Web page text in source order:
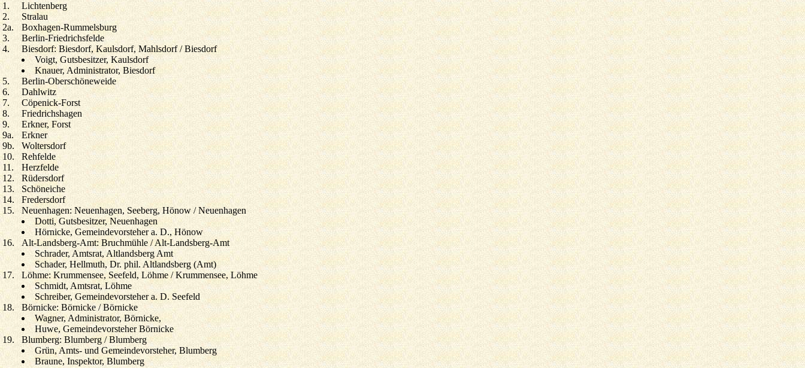
1.
Lichtenberg
2.
Stralau
2a.
Boxhagen-Rummelsburg
3.
Berlin-Friedrichsfelde
4.
Biesdorf: Biesdorf, Kaulsdorf, Mahlsdorf / Biesdorf
Voigt, Gutsbesitzer, Kaulsdorf
Knauer, Administrator, Biesdorf
5.
Berlin-Oberschöneweide
6.
Dahlwitz
7.
Cöpenick-Forst
8.
Friedrichshagen
9.
Erkner, Forst
9a.
Erkner
9b.
Woltersdorf
10. Rehfelde
11.
Herzfelde
12. Rüdersdorf
13.
Schöneiche
14.
Fredersdorf
15.
Neuenhagen: Neuenhagen, Seeberg, Hönow / Neuenhagen
Dotti, Gutsbesitzer, Neuenhagen
Hörnicke, Gemeindevorsteher a. D., Hönow
16.
Alt-Landsberg-Amt: Bruchmühle / Alt-Landsberg-Amt
Schrader, Amtsrat, Altlandsberg Amt
Schader, Hellmuth, Dr. phil. Altlandsberg (Amt)
17. Löhme: Krummensee, Seefeld, Löhme / Krummensee, Löhme
Schmidt, Amtsrat, Löhme
Schreiber, Gemeindevorsteher a. D. Seefeld
18.
Börnicke: Börnicke / Börnicke
Wagner, Administrator, Börnicke,
Huwe, Gemeindevorsteher Börnicke
19.
Blumberg: Blumberg / Blumberg
Grün, Amts- und Gemeindevorsteher, Blumberg
Braune, Inspektor, Blumberg